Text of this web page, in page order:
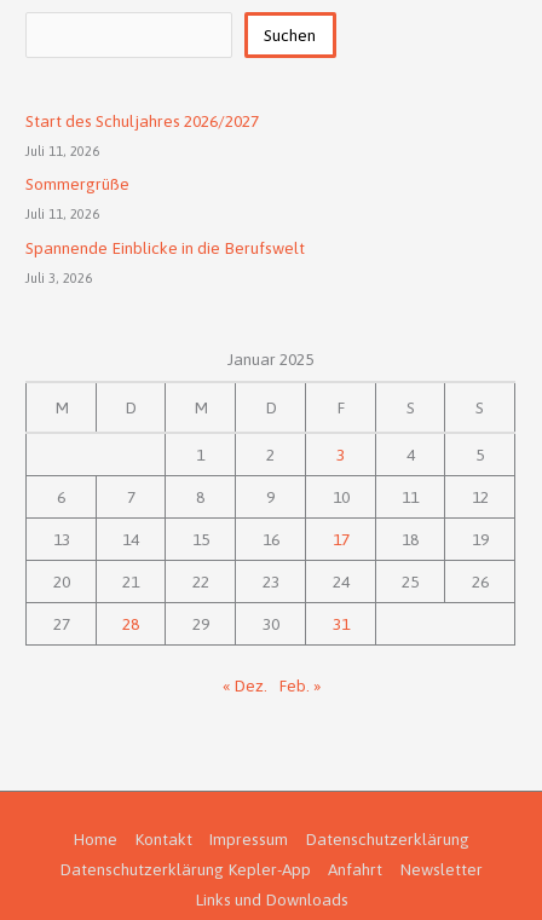
Suchen
Start des Schuljahres 2026/2027
Juli 11, 2026
Sommergrüße
Juli 11, 2026
Spannende Einblicke in die Berufswelt
Juli 3, 2026
Januar 2025
M D M D F S S
1 2 3 4 5
6 7 8 9 10 11 12
13 14 15 16 17 18 19
20 21 22 23 24 25 26
27 28 29 30 31
« Dez. Feb. »
Home Kontakt Impressum
Datenschutzerklärung
Datenschutzerklärung Kepler-App
Anfahrt
Newsletter
Links und Downloads